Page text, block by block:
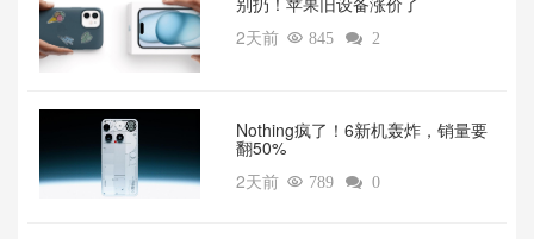
2天前  845  2
‌Nothing疯了！6新机轰炸，销量要
翻50%‌
2天前  789  0